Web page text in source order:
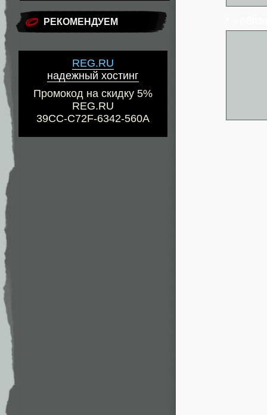
РЕКОМЕНДУЕМ
REG.RU
надежный хостинг
Промокод на скидку 5%
REG.RU
39CC-C72F-6342-560A